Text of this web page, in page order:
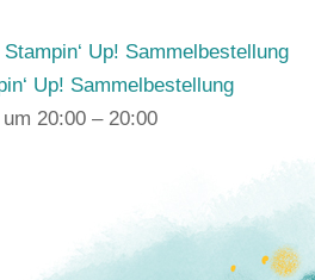
Stampin‘ Up! Sammelbestellung
Up! Sammelbestellung
20:00 – 20:00